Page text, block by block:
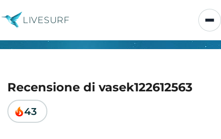
LIVESURF
Recensione di vasek122612563
43